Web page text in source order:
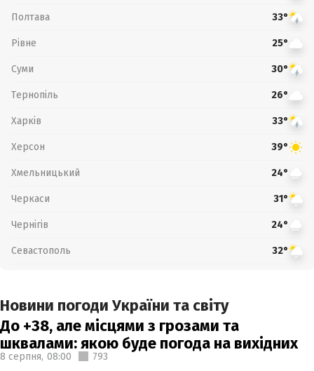
Полтава 33°
Рівне 25°
Суми 30°
Тернопіль 26°
Харків 33°
Херсон 39°
Хмельницький 24°
Черкаси 31°
Чернігів 24°
Севастополь 32°
Новини погоди України та світу
До +38, але місцями з грозами та
шквалами: якою буде погода на вихідних
8 серпня, 08:00 793